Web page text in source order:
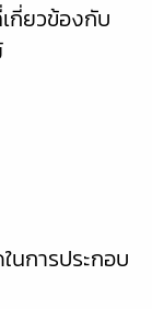
กี่ยวข้องกับ
นการประกอบ